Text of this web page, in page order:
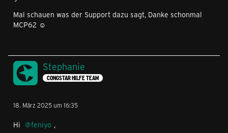
Mal schauen was der Support dazu sagt, Danke schonmal
MCP62 ☺️
Stephanie
CONGSTAR HILFE TEAM
18. März 2025 um 16:35
Hi feniyo ,